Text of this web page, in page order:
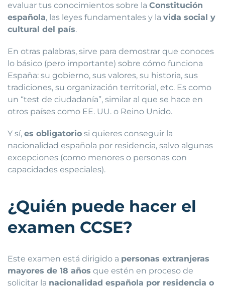
evaluar tus conocimientos sobre la Constitución
española, las leyes fundamentales y la vida social y
cultural del país.
En otras palabras, sirve para demostrar que conoces
lo básico (pero importante) sobre cómo funciona
España: su gobierno, sus valores, su historia, sus
tradiciones, su organización territorial, etc. Es como
un “test de ciudadanía”, similar al que se hace en
otros países como EE. UU. o Reino Unido.
Y sí, es obligatorio si quieres conseguir la
nacionalidad española por residencia, salvo algunas
excepciones (como menores o personas con
capacidades especiales).
¿Quién puede hacer el
examen CCSE?
Este examen está dirigido a personas extranjeras
mayores de 18 años que estén en proceso de
solicitar la nacionalidad española por residencia o